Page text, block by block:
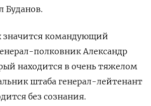
Буданов.
значится командующий
полковник Александр
находится в очень тяжелом
штаба генерал-лейтенант
без сознания.